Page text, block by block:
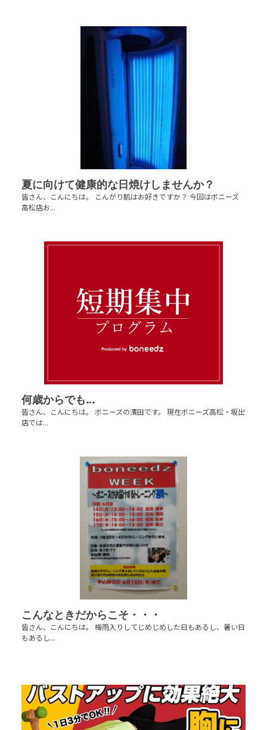
夏に向けて健康的な日焼けしませんか？
皆さん、こんにちは。 こんがり肌はお好きですか？ 今回はボニーズ
高松店お...
何歳からでも…
皆さん、こんにちは。 ボニーズの濱田です。 現在ボニーズ高松・坂出
店では...
こんなときだからこそ・・・
皆さん、こんにちは。 梅雨入りしてじめじめした日もあるし、暑い日
もあるし...